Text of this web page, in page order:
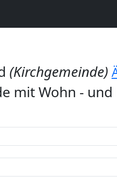
(Kirchgemeinde)
mit Wohn -